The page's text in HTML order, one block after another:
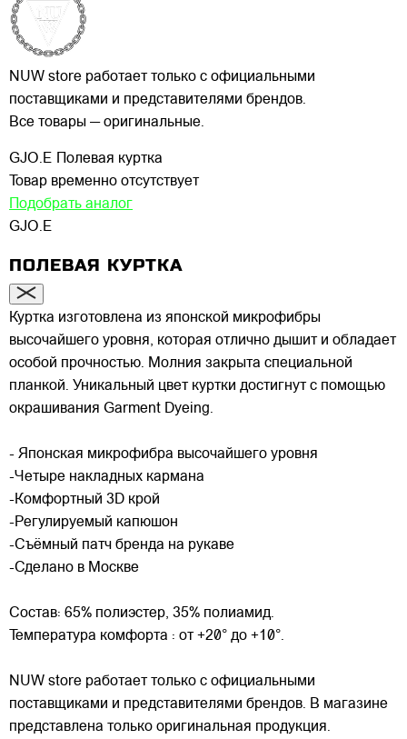
NUW store работает только с официальными
поставщиками и представителями брендов.
Все товары — оригинальные.
GJO.E
Полевая куртка
Товар временно отсутствует
Подобрать аналог
GJO.E
ПОЛЕВАЯ КУРТКА
Куртка изготовлена из японской микрофибры
высочайшего уровня, которая отлично дышит и обладает
особой прочностью. Молния закрыта специальной
планкой. Уникальный цвет куртки достигнут с помощью
окрашивания Garment Dyeing.
- Японская микрофибра высочайшего уровня
-Четыре накладных кармана
-Комфортный 3D крой
-Регулируемый капюшон
-Cъёмный патч бренда на рукаве
-Сделано в Москве
Состав: 65% полиэстер, 35% полиамид.
Температура комфорта : от +20° до +10°.
NUW store работает только с официальными
поставщиками и представителями брендов. В магазине
представлена только оригинальная продукция.